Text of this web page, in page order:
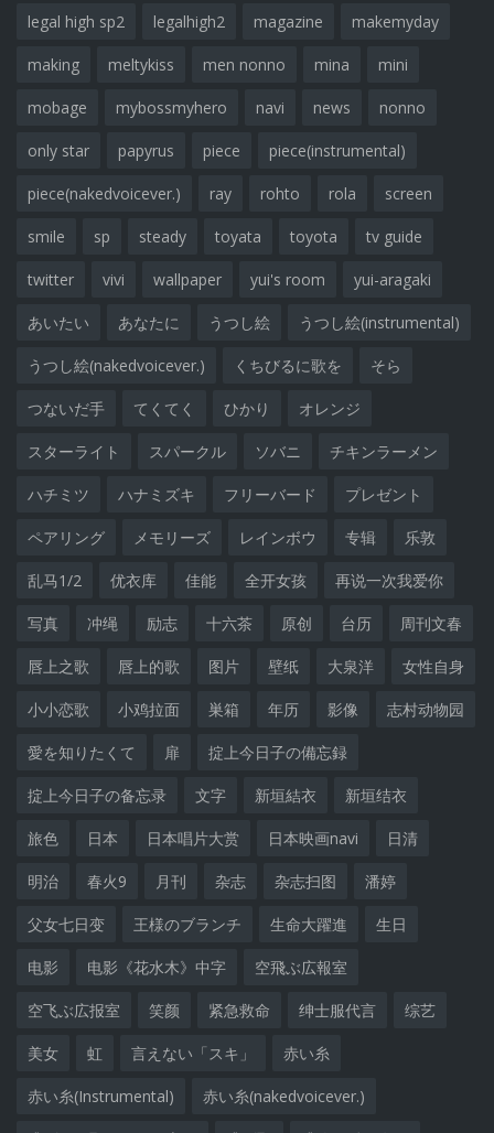
legal high sp2 legalhigh2 magazine makemyday
making meltykiss men nonno mina mini
mobage mybossmyhero navi news nonno
only star papyrus piece piece(instrumental)
piece(nakedvoicever.) ray rohto rola screen
smile sp steady toyata toyota tv guide
twitter vivi wallpaper yui's room yui-aragaki
あいたい あなたに うつし絵 うつし絵(instrumental)
うつし絵(nakedvoicever.) くちびるに歌を そら
つないだ手 てくてく ひかり オレンジ
スターライト スパークル ソバニ チキンラーメン
ハチミツ ハナミズキ フリーバード プレゼント
ペアリング メモリーズ レインボウ 专辑 乐敦
乱马1/2 优衣库 佳能 全开女孩 再说一次我爱你
写真 冲绳 励志 十六茶 原创 台历 周刊文春
唇上之歌 唇上的歌 图片 壁纸 大泉洋 女性自身
小小恋歌 小鸡拉面 巣箱 年历 影像 志村动物园
愛を知りたくて 扉 掟上今日子の備忘録
掟上今日子の备忘录 文字 新垣結衣 新垣结衣
旅色 日本 日本唱片大赏 日本映画navi 日清
明治 春火9 月刊 杂志 杂志扫图 潘婷
父女七日变 王様のブランチ 生命大躍進 生日
电影 电影《花水木》中字 空飛ぶ広報室
空飞ぶ広报室 笑颜 紧急救命 绅士服代言 综艺
美女 虹 言えない「スキ」 赤い糸
赤い糸(Instrumental) 赤い糸(nakedvoicever.)